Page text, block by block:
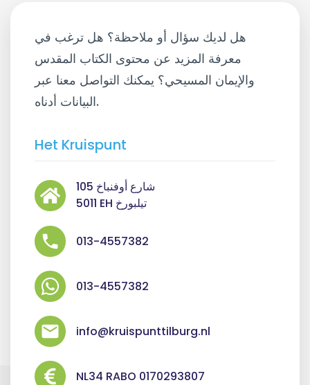
هل لديك سؤال أو ملاحظة؟ هل ترغب في
معرفة المزيد عن محتوى الكتاب المقدس
والإيمان المسيحي؟ يمكنك التواصل معنا عبر
البيانات أدناه.
Het Kruispunt
شارع أوفنباخ 105
5011 EH تيلبورخ
013-4557382
013-4557382
info@kruispunttilburg.nl
NL34 RABO 0170293807